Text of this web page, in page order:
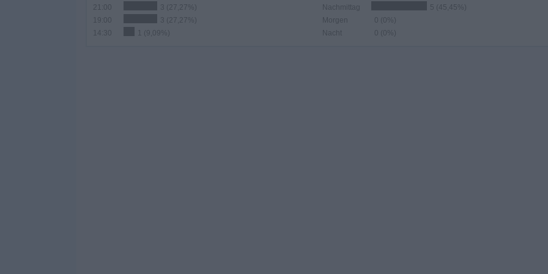
21:00
3 (27,27%)
19:00
3 (27,27%)
14:30
1 (9,09%)
Nachmittag
5 (45,45%)
Morgen
0 (0%)
Nacht
0 (0%)